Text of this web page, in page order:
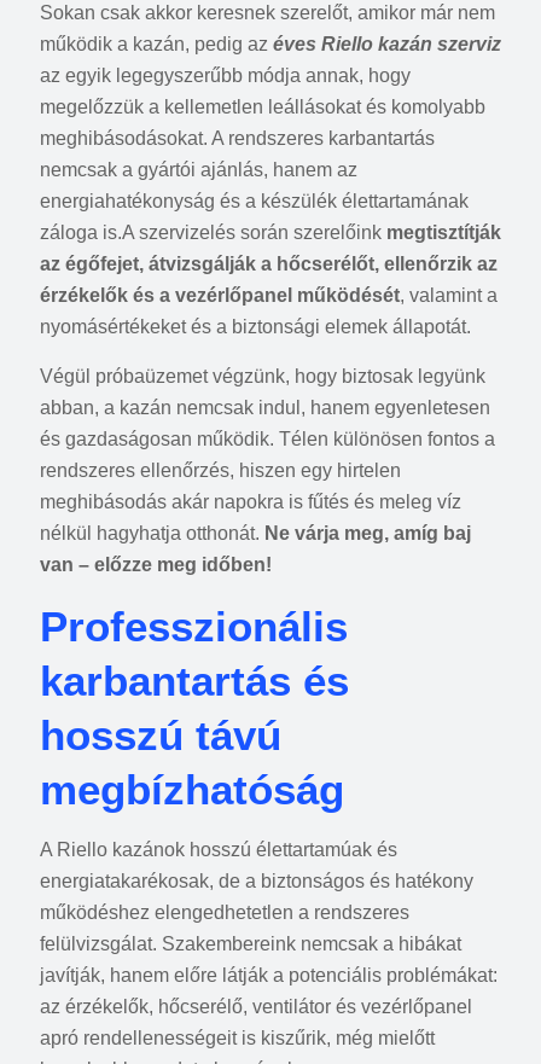
Sokan csak akkor keresnek szerelőt, amikor már nem
működik a kazán, pedig az éves Riello kazán szerviz
az egyik legegyszerűbb módja annak, hogy
megelőzzük a kellemetlen leállásokat és komolyabb
meghibásodásokat. A rendszeres karbantartás
nemcsak a gyártói ajánlás, hanem az
energiahatékonyság és a készülék élettartamának
záloga is.A szervizelés során szerelőink megtisztítják
az égőfejet, átvizsgálják a hőcserélőt, ellenőrzik az
érzékelők és a vezérlőpanel működését, valamint a
nyomásértékeket és a biztonsági elemek állapotát.
Végül próbaüzemet végzünk, hogy biztosak legyünk
abban, a kazán nemcsak indul, hanem egyenletesen
és gazdaságosan működik. Télen különösen fontos a
rendszeres ellenőrzés, hiszen egy hirtelen
meghibásodás akár napokra is fűtés és meleg víz
nélkül hagyhatja otthonát. Ne várja meg, amíg baj
van – előzze meg időben!
Professzionális
karbantartás és
hosszú távú
megbízhatóság
A Riello kazánok hosszú élettartamúak és
energiatakarékosak, de a biztonságos és hatékony
működéshez elengedhetetlen a rendszeres
felülvizsgálat. Szakembereink nemcsak a hibákat
javítják, hanem előre látják a potenciális problémákat:
az érzékelők, hőcserélő, ventilátor és vezérlőpanel
apró rendellenességeit is kiszűrik, még mielőtt